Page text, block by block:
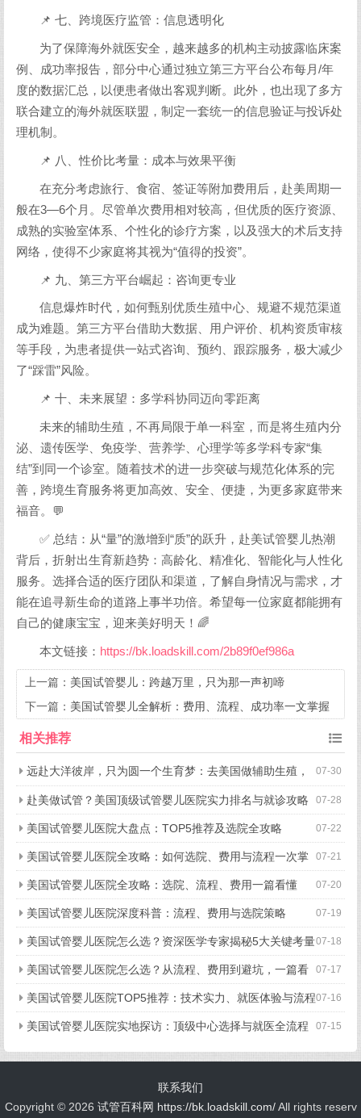
📌 七、跨境医疗监管：信息透明化
为了保障海外就医安全，越来越多的机构主动披露临床案
例、成功率报告，部分中心通过独立第三方平台公布每月/年
度的数据汇总，以便患者做出客观判断。此外，也出现了多方
联合建立的海外就医联盟，制定一套统一的信息验证与投诉处
理机制。
📌 八、性价比考量：成本与效果平衡
在充分考虑旅行、食宿、签证等附加费用后，赴美周期一
般在3—6个月。尽管单次费用相对较高，但优质的医疗资源、
成熟的实验室体系、个性化的诊疗方案，以及强大的术后支持
网络，使得不少家庭将其视为“值得的投资”。
📌 九、第三方平台崛起：咨询更专业
信息爆炸时代，如何甄别优质生殖中心、规避不规范渠道
成为难题。第三方平台借助大数据、用户评价、机构资质审核
等手段，为患者提供一站式咨询、预约、跟踪服务，极大减少
了“踩雷”风险。
📌 十、未来展望：多学科协同迈向零距离
未来的辅助生殖，不再局限于单一科室，而是将生殖内分
泌、遗传医学、免疫学、营养学、心理学等多学科专家“集
结”到同一个诊室。随着技术的进一步突破与规范化体系的完
善，跨境生育服务将更加高效、安全、便捷，为更多家庭带来
福音。💬
✅ 总结：从“量”的激增到“质”的跃升，赴美试管婴儿热潮
背后，折射出生育新趋势：高龄化、精准化、智能化与人性化
服务。选择合适的医疗团队和渠道，了解自身情况与需求，才
能在追寻新生命的道路上事半功倍。希望每一位家庭都能拥有
自己的健康宝宝，迎来美好明天！🌈
本文链接： https://bk.loadskill.com/2b89f0ef986a
上一篇： 美国试管婴儿：跨越万里，只为那一声初啼
下一篇： 美国试管婴儿全解析：费用、流程、成功率一文掌握
相关推荐
07-30
远赴大洋彼岸，只为圆一个生育梦：去美国做辅助生殖，
究竟好在哪？ 07-28
赴美做试管？美国顶级试管婴儿医院实力排名与就诊攻略
07-22
美国试管婴儿医院大盘点：TOP5推荐及选院全攻略
07-21
美国试管婴儿医院全攻略：如何选院、费用与流程一次掌
握 07-20
美国试管婴儿医院全攻略：选院、流程、费用一篇看懂
07-19
美国试管婴儿医院深度科普：流程、费用与选院策略
07-18
美国试管婴儿医院怎么选？资深医学专家揭秘5大关键考量
07-17
美国试管婴儿医院怎么选？从流程、费用到避坑，一篇看
懂所有关键点 07-16
美国试管婴儿医院TOP5推荐：技术实力、就医体验与流程
细节全揭秘 07-15
美国试管婴儿医院实地探访：顶级中心选择与就医全流程
揭秘
联系我们
Copyright © 2026 试管百科网 https://bk.loadskill.com/All rights reserv